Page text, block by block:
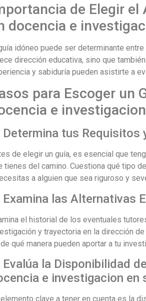
de Elegir
docencia e
idóneo puede ser determinante
dirección educativa, sino que
y sabiduría pueden asistirte a
para Escoger un
e
Determina tus Requisitos
de elegir un guía, es esencial que
tienes del camino. Cuestiona qué tipo
a alguien que sea riguroso y
Examina las Alternativas
el historial de los eventuales
y trayectoria en la dirección
qué manera pueden aportar a tu
Evalúa la Disponibilidad
e investigacion en
clave a tener en cuenta es la